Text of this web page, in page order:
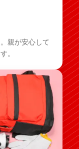
親が安心して
。